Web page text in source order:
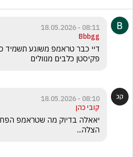
08:11 - 18.05.2026
Bbbgg
פקיסטן כלבים מנוולים
08:10 - 18.05.2026
קובי כהן
הצלה...